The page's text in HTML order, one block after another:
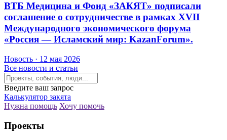
ВТБ Медицина и Фонд «ЗАКЯТ» подписали
соглашение о сотрудничестве в рамках XVII
Международного экономического форума
«Россия — Исламский мир: KazanForum».
Новость · 12 мая 2026
Все новости и статьи
Введите ваш запрос
Калькулятор закята
Нужна помощь Хочу помочь
Проекты